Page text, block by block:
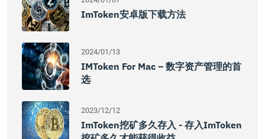
ImToken安卓版下载方法
2024/01/13
IMToken For Mac – 数字资产管理的首
选
2023/12/12
ImToken挖矿多久存入 - 存入imToken